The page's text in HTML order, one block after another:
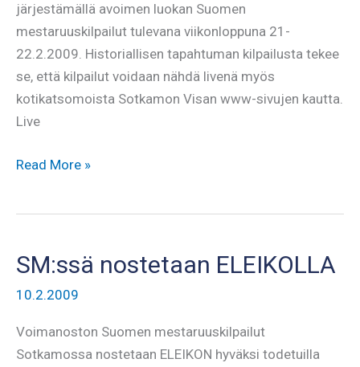
järjestämällä avoimen luokan Suomen
mestaruuskilpailut tulevana viikonloppuna 21-
22.2.2009. Historiallisen tapahtuman kilpailusta tekee
se, että kilpailut voidaan nähdä livenä myös
kotikatsomoista Sotkamon Visan www-sivujen kautta.
Live
SM
netissä!
Read More »
SM:ssä nostetaan ELEIKOLLA
10.2.2009
Voimanoston Suomen mestaruuskilpailut
Sotkamossa nostetaan ELEIKON hyväksi todetuilla